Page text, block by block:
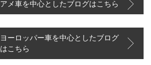
アメ車を中心としたブログはこちら
ヨーロッパー車を中心としたブログ
はこちら